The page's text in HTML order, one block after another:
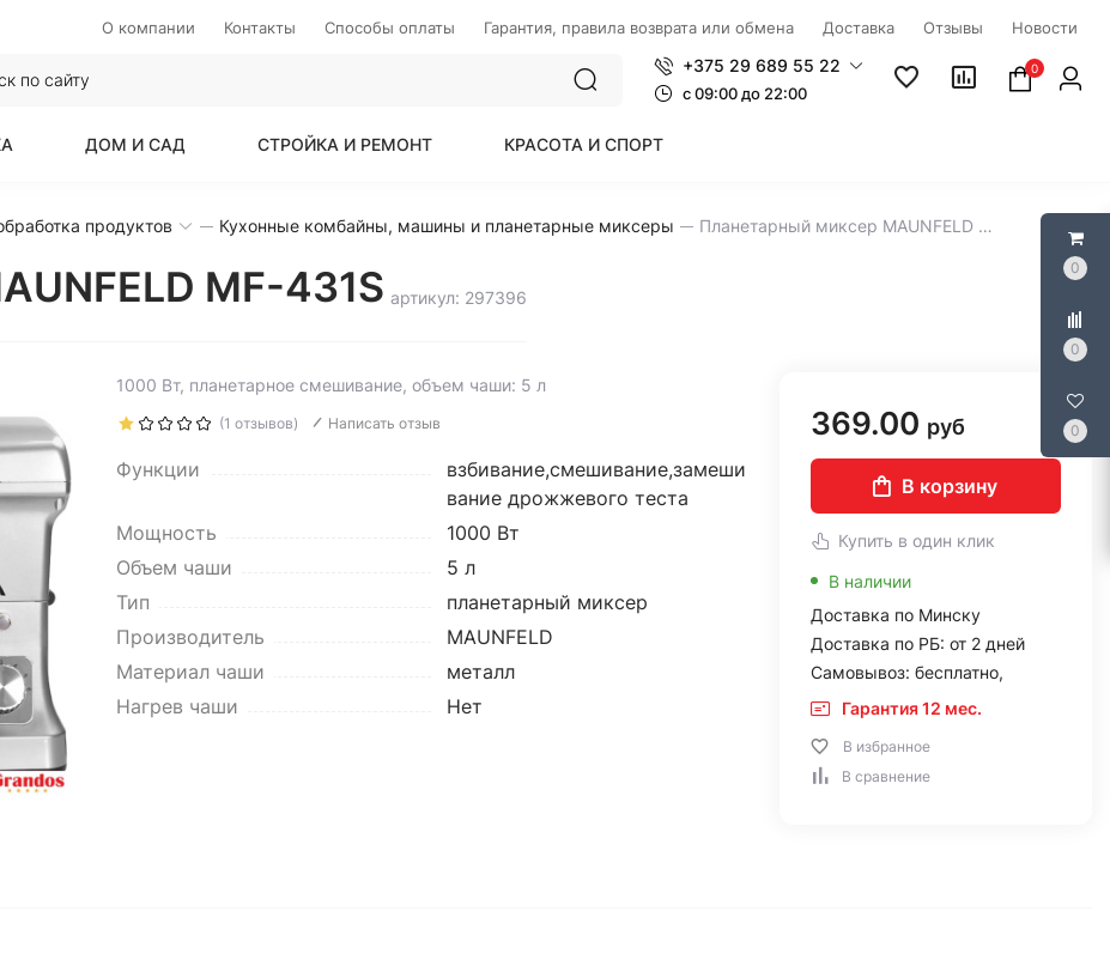
0
0
0
О компании Контакты Способы оплаты Гарантия, правила возврата или обмена Доставка Отзывы Новости
+375 29 689 55 22
c 09:00 до 22:00
0
ДОМ И САД СТРОЙКА И РЕМОНТ КРАСОТА И СПОРТ
продуктов Кухонные комбайны, машины и планетарные миксеры Планетарный миксер MAUNFELD MF-431S
MF-431S артикул: 297396
1000 Вт, планетарное смешивание, объем чаши: 5 л
(1 отзывов) Написать отзыв
Функции
взбивание,смешивание,замеши
вание дрожжевого теста
Мощность
1000 Вт
Объем чаши
5 л
Тип
планетарный миксер
Производитель
MAUNFELD
Материал чаши
металл
Нагрев чаши
Нет
369.00 руб
В корзину
Купить в один клик
В наличии
Доставка по Минску
Доставка по РБ: от 2 дней
Самовывоз: бесплатно,
Гарантия 12 мес.
В избранное
В сравнение